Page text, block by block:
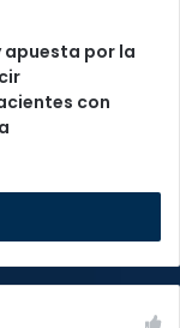
apuesta por la
con